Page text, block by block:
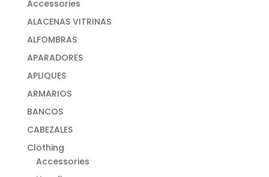
Accessories
ALACENAS VITRINAS
ALFOMBRAS
APARADORES
APLIQUES
ARMARIOS
BANCOS
CABEZALES
Clothing
Accessories